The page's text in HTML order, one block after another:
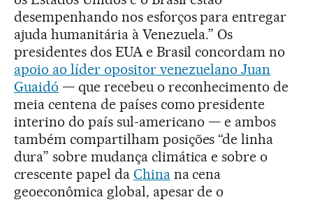
desempenhando nos esforços para entregar
ajuda humanitária à Venezuela.” Os
presidentes dos EUA e Brasil concordam no
apoio ao líder opositor venezuelano Juan
Guaidó — que recebeu o reconhecimento de
meia centena de países como presidente
interino do país sul-americano — e ambos
também compartilham posições “de linha
dura” sobre mudança climática e sobre o
crescente papel da Chinana cena
geoeconômica global, apesar de o